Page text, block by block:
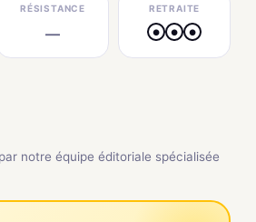
RÉSISTANCE
—
RETRAITE
● ● ●
notre équipe éditoriale spécialisée